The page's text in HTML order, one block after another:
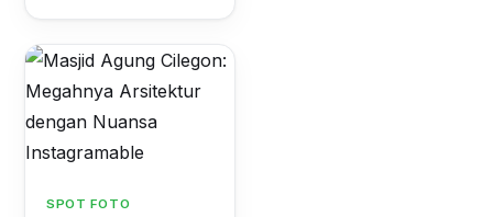
SPOT FOTO